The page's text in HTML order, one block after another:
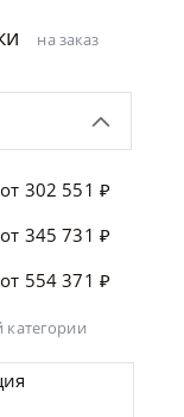
на заказ
от 302 551 ₽
от 345 731 ₽
от 554 371 ₽
категории